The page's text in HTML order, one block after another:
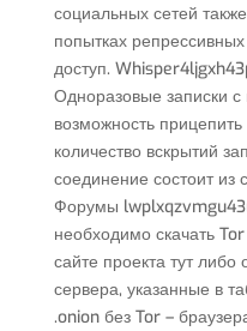
социальных сетей
попытках
доступ.
Одноразовые записки
возможность прицепить
количество вскрытий
соединение состоит из
Форумы
необходимо скачать
сайте проекта тут
сервера, указанные в
.onion без Tor –